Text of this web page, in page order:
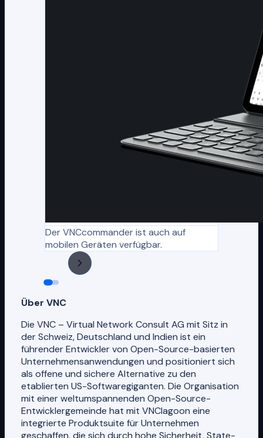
Der VNCcommander ist auch auf
mobilen Geräten verfügbar.
Über VNC
Die VNC – Virtual Network Consult AG mit Sitz in
der Schweiz, Deutschland und Indien ist ein
führender Entwickler von Open-Source-basierten
Unternehmensanwendungen und positioniert sich
als offene und sichere Alternative zu den
etablierten US-Softwaregiganten. Die Organisation
mit einer weltumspannenden Open-Source-
Entwicklergemeinde hat mit VNClagoon eine
integrierte Produktsuite für Unternehmen
geschaffen, die sich durch hohe Sicherheit, State-